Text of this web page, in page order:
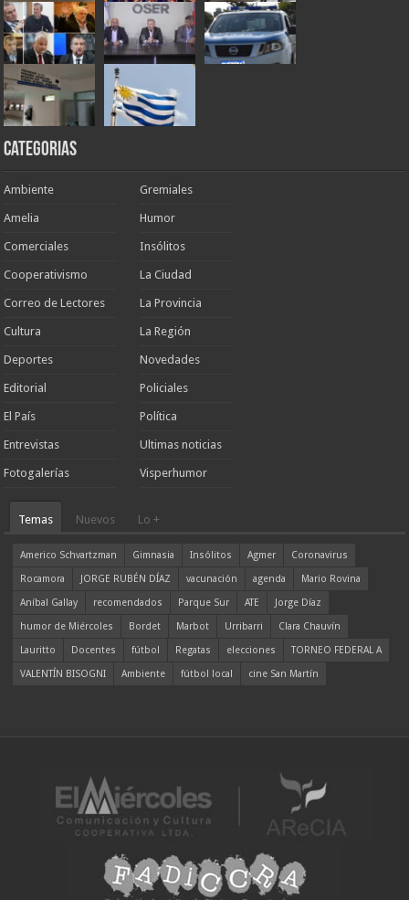
Categorias
Ambiente
Amelia
Comerciales
Cooperativismo
Correo de Lectores
Cultura
Deportes
Editorial
El País
Entrevistas
Fotogalerías
Gremiales
Humor
Insólitos
La Ciudad
La Provincia
La Región
Novedades
Policiales
Política
Ultimas noticias
Visperhumor
Temas Nuevos Lo +
Americo Schvartzman Gimnasia Insólitos Agmer
Coronavirus
Rocamora
JORGE RUBÉN DÍAZ vacunación agenda
Mario Rovina
Aníbal Gallay
recomendados Parque Sur ATE
Jorge Díaz
humor de Miércoles
Bordet Marbot Urribarri
Clara Chauvín
Lauritto
Docentes fútbol Regatas elecciones
TORNEO FEDERAL A
VALENTÍN BISOGNI
Ambiente fútbol local cine San Martín